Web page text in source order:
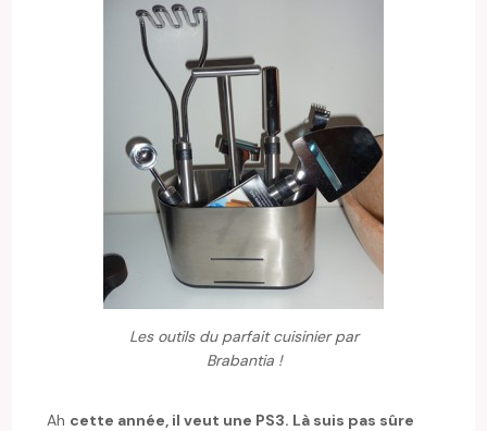
Les outils du parfait cuisinier par
Brabantia !
Ah cette année, il veut une PS3. Là suis pas sûre